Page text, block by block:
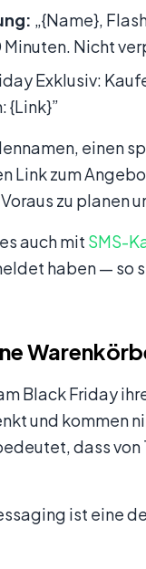
„{Name},
Nicht
Exklusiv:
{Link}”
einen
Link zum
zu
auch mit SMS-
haben — so
Black Friday
und kommen
dass
ist eine